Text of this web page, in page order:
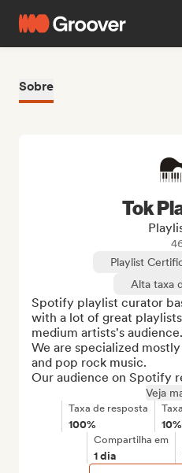
Sobre
Tok
Playlist
Alta taxa
Spotify playlist curator
with a lot of great
medium artists's audience.
We are specialized
and pop rock music.
Our audience on Spotify
Veja
Taxa de resposta
100% 10%
Compartilha em
1 dia